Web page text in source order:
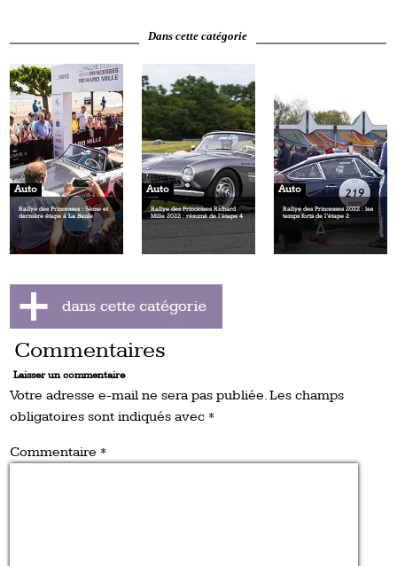
Dans cette catégorie
Auto
Rallye des Princesses : 5ème et
dernière étape à La Baule
Auto
Rallye des Princesses Richard
Mille 2022 : résumé de l’étape 4
Auto
Rallye des Princesses 2022 : les
temps forts de l’étape 2
Commentaires
Laisser un commentaire
Votre adresse e-mail ne sera pas publiée.Les champs
obligatoires sont indiqués avec *
Commentaire *